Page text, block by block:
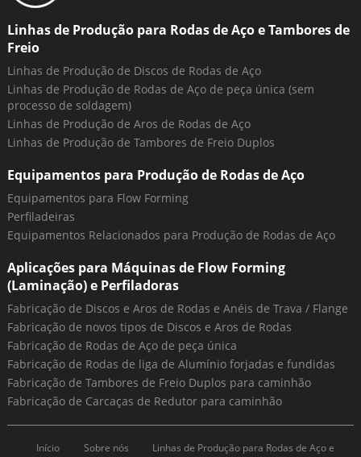
Linhas de Produção para Rodas de Aço e Tambores de
Freio
Linhas de Produção de Discos de Rodas de Aço
Linhas de Produção de Rodas de Aço de peça única (sem
processo de soldagem)
Linhas de Produção de Aros de Rodas de Aço
Linhas de Produção de Tambores de Freio Duplos
Equipamentos para Produção de Rodas de Aço
Equipamentos para Flow Forming
Perfiladeiras
Equipamentos Relacionados para Produção de Rodas de Aço
Aplicações para Máquinas de Flow Forming
(Laminação) e Perfiladoras
Fabricação de Discos e Aros de Rodas e Anéis de Trava / Flange
Fabricação de novos tipos de Discos e Aros de Rodas
Fabricação de Rodas de Aço de peça única
Fabricação de Rodas de liga de Alumínio forjadas e fundidas
Fabricação de Tambores de Freio Duplos para caminhão
Fabricação de Carcaças de Redutor para caminhão
Início Sobre nós Linhas de Produção para Rodas de Aço e